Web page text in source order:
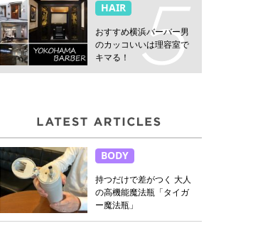
HAIR
おすすめ横浜バーバー男
のカッコいいは理容室で
キマる！
BODY
持つだけで差がつく 大人
の高機能魔法瓶「タイガ
ー魔法瓶」